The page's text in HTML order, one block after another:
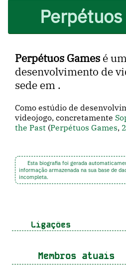
Perpétuos Games é
desenvolvimento de
sede em .
Como estúdio de
videojogo, concretamente
the Past (Perpétuos Games,
Esta biografia foi gerada
informação armazenada na sua base de
incompleta.
Ligações
Membros atuais